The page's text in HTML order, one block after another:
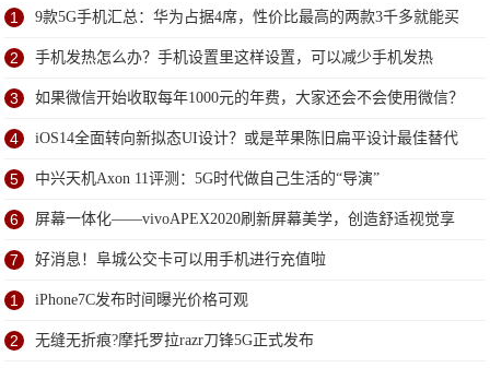
1 9款5G手机汇总：华为占据4席，性价比最高的两款3千多就能买
到
2 手机发热怎么办？手机设置里这样设置，可以减少手机发热
3 如果微信开始收取每年1000元的年费，大家还会不会使用微信？
4 iOS14全面转向新拟态UI设计？或是苹果陈旧扁平设计最佳替代
方案
5 中兴天机Axon 11评测：5G时代做自己生活的“导演”
6 屏幕一体化——vivoAPEX2020刷新屏幕美学，创造舒适视觉享
受
7 好消息！阜城公交卡可以用手机进行充值啦
1 iPhone7C发布时间曝光价格可观
2 无缝无折痕?摩托罗拉razr刀锋5G正式发布